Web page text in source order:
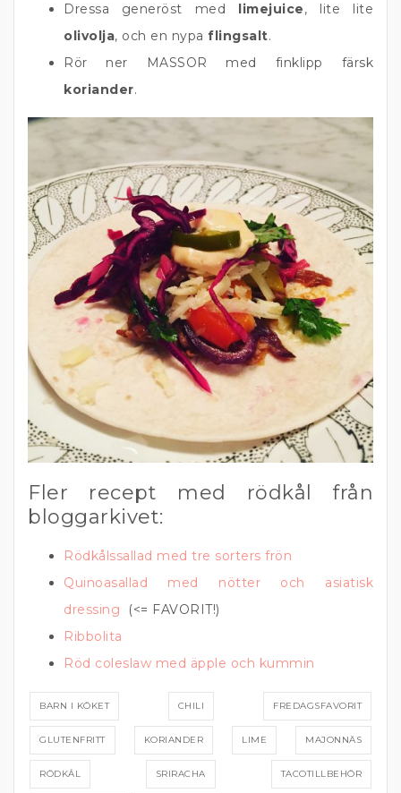
Dressa generöst med limejuice, lite lite
olivolja, och en nypa flingsalt.
Rör ner MASSOR med finklipp färsk
koriander.
Fler recept med rödkål från
bloggarkivet:
Rödkålssallad med tre sorters frön
Quinoasallad med nötter och asiatisk
dressing (<= FAVORIT!)
Ribbolita
Röd coleslaw med äpple och kummin
BARN I KÖKET CHILI FREDAGSFAVORIT
GLUTENFRITT KORIANDER LIME MAJONNÄS
RÖDKÅL SRIRACHA TACOTILLBEHÖR